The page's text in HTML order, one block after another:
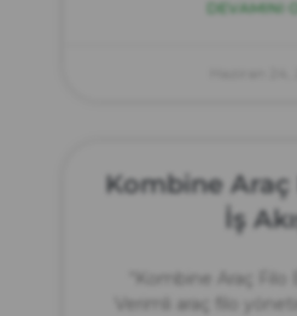
DEVAMINI
Kombine Araç
İş
“Kombine Araç Filo
Verimli araç filo